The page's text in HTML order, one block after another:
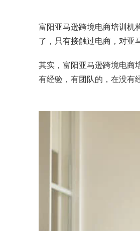
富阳亚马逊跨境电商培训机
了，只有接触过电商，对亚
其实，富阳亚马逊跨境电商
有经验，有团队的，在没有